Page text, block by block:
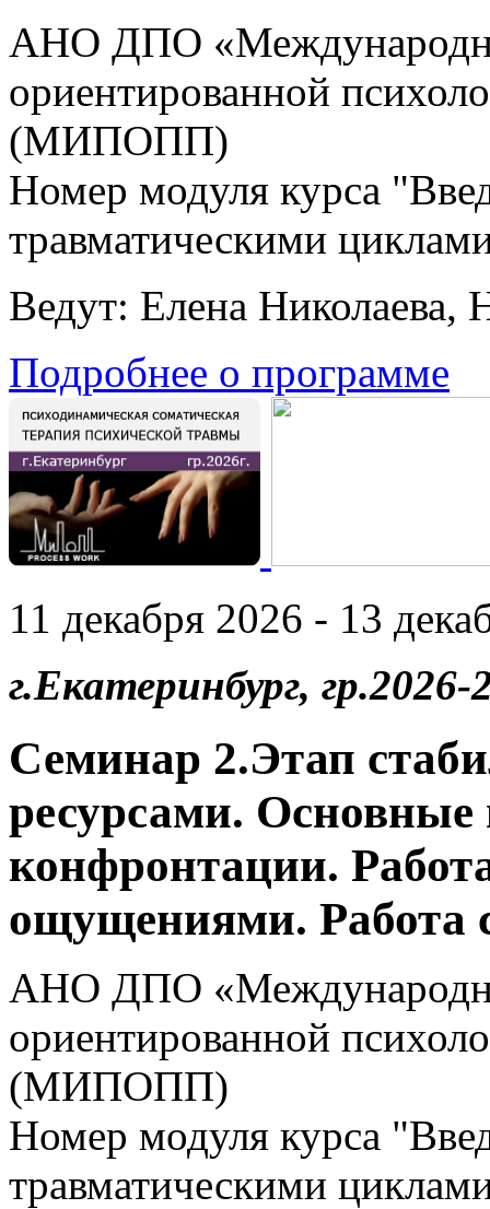
АНО ДПО
ориентированной
(МИПОПП)
Номер модуля курса
травматическими
Ведут: Елена Николаева,
Подробнее о программе
11 декабря 2026 - 13
г.Екатеринбург, гр.2026-
Семинар 2.Этап
ресурсами. Основные
конфронтации.
ощущениями. Работа
АНО ДПО
ориентированной
(МИПОПП)
Номер модуля курса
травматическими